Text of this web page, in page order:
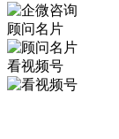
顾问名片
看视频号